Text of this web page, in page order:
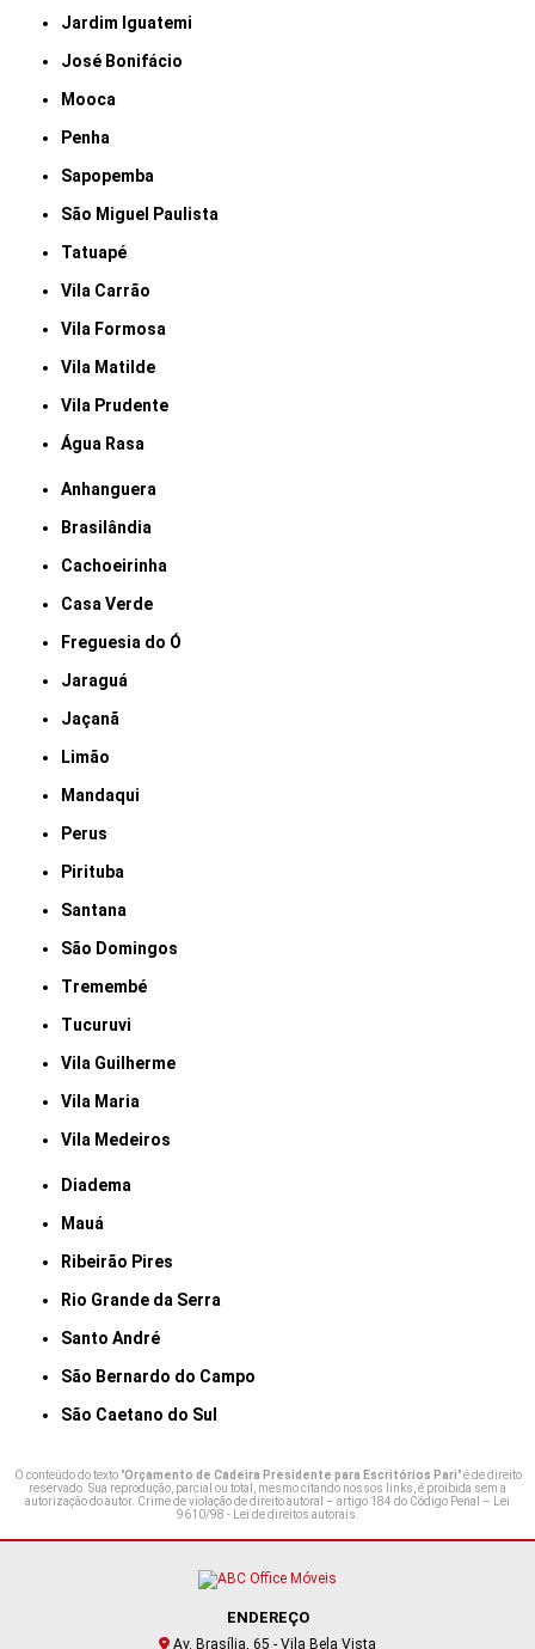
Jardim Iguatemi
José Bonifácio
Mooca
Penha
Sapopemba
São Miguel Paulista
Tatuapé
Vila Carrão
Vila Formosa
Vila Matilde
Vila Prudente
Água Rasa
Anhanguera
Brasilândia
Cachoeirinha
Casa Verde
Freguesia do Ó
Jaraguá
Jaçanã
Limão
Mandaqui
Perus
Pirituba
Santana
São Domingos
Tremembé
Tucuruvi
Vila Guilherme
Vila Maria
Vila Medeiros
Diadema
Mauá
Ribeirão Pires
Rio Grande da Serra
Santo André
São Bernardo do Campo
São Caetano do Sul
O conteúdo do texto "Orçamento de Cadeira Presidente para Escritórios Pari" é de direito
reservado. Sua reprodução, parcial ou total, mesmo citando nossos links, é proibida sem a
autorização do autor. Crime de violação de direito autoral – artigo 184 do Código Penal – Lei
9610/98 - Lei de direitos autorais.
ENDEREÇO
Av. Brasília, 65 - Vila Bela Vista